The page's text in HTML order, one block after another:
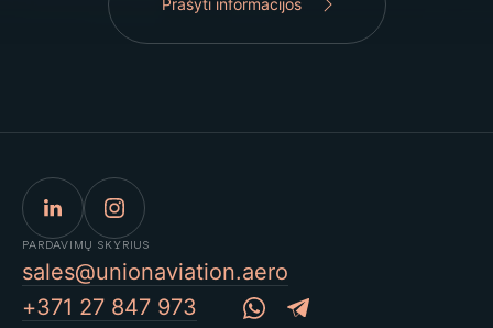
PARDAVIMŲ SKYRIUS
sales@unionaviation.aero
+371 27 847 973